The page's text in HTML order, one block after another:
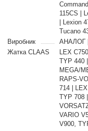
115CS |
| Lexion
Tucano
Виробник
АНАЛОГ |
Жатка CLAAS
LEX
TYP 440
MEGA/
RAPS-
714 |
TYP 708
VARIO
V900,